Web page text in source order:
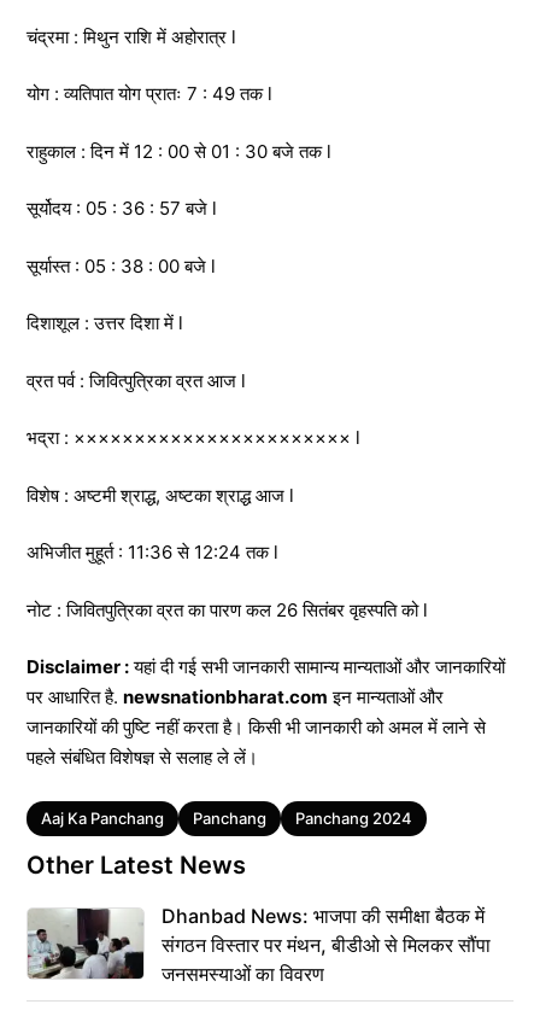
चंद्रमा : मिथुन राशि में अहोरात्र l
योग : व्यतिपात योग प्रातः 7 : 49 तक l
राहुकाल : दिन में 12 : 00 से 01 : 30 बजे तक l
सूर्योदय : 05 : 36 : 57 बजे l
सूर्यास्त : 05 : 38 : 00 बजे l
दिशाशूल : उत्तर दिशा में l
व्रत पर्व : जिवित्पुत्रिका व्रत आज l
भद्रा : ××××××××××××××××××××××× l
विशेष : अष्टमी श्राद्ध, अष्टका श्राद्ध आज l
अभिजीत मुहूर्त : 11:36 से 12:24 तक l
नोट : जिवितपुत्रिका व्रत का पारण कल 26 सितंबर वृहस्पति को l
Disclaimer :यहां दी गई सभी जानकारी सामान्य मान्यताओं और जानकारियों
पर आधारित है. newsnationbharat.com इन मान्यताओं और
जानकारियों की पुष्टि नहीं करता है। किसी भी जानकारी को अमल में लाने से
पहले संबंधित विशेषज्ञ से सलाह ले लें।
Tags
Aaj Ka Panchang Panchang Panchang 2024
Other Latest News
Dhanbad News: भाजपा की समीक्षा बैठक में
संगठन विस्तार पर मंथन, बीडीओ से मिलकर सौंपा
जनसमस्याओं का विवरण